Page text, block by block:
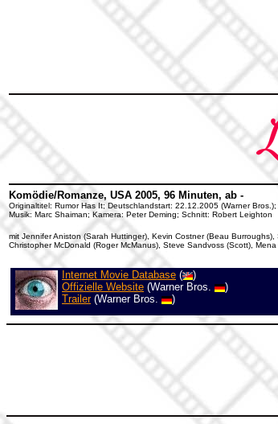
Komödie/Romanze, USA 2005, 96 Minuten, ab -
Originaltitel: Rumor Has It; Deutschlandstart: 22.12.2005 (Warner
Musik: Marc Shaiman; Kamera: Peter Deming; Schnitt: Robert Leighton
mit Jennifer Aniston (Sarah Huttinger), Kevin Costner (Beau
Christopher McDonald (Roger McManus), Steve Sandvoss (Scott),
Internet Movie Database (
)
Offizielle Website (Warner Bros.
)
Trailer(Warner Bros. )